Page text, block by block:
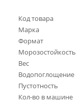
Код товара
Марка
Формат
Морозостойкость
Вес
Водопоглощение
Пустотность
Кол-во в машине